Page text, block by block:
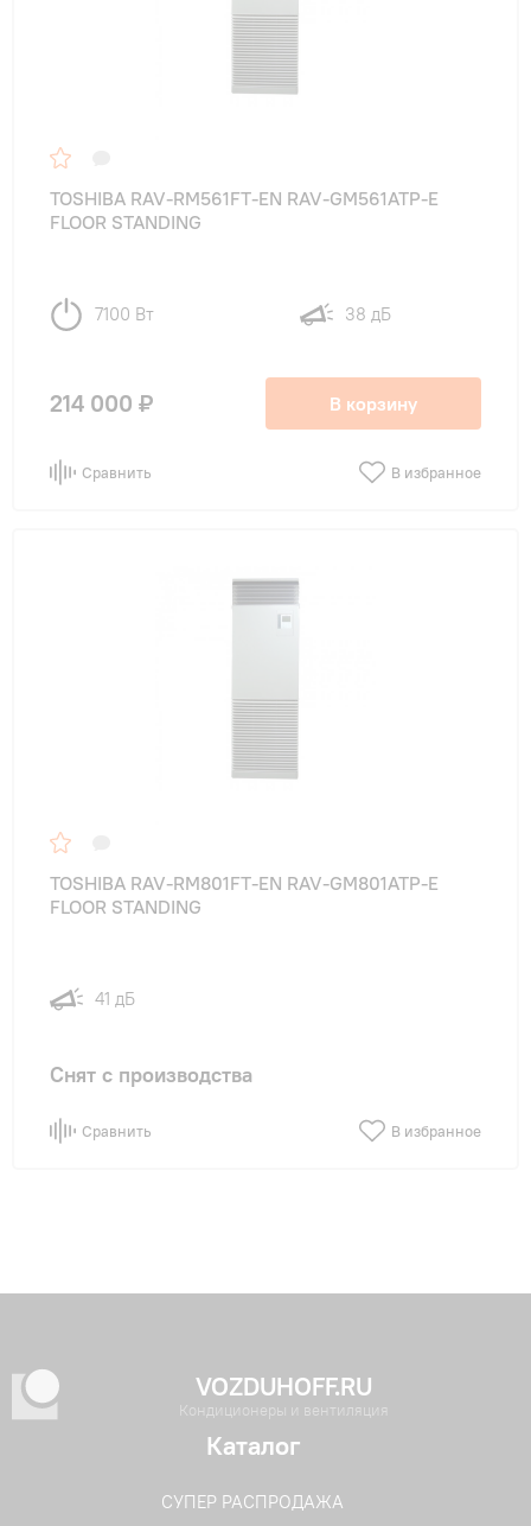
TOSHIBA RAV-RM561FT-EN RAV-GM561ATP-E
FLOOR STANDING
7100 Вт 38 дБ
214 000 ₽ В корзину
Сравнить В избранное
TOSHIBA RAV-RM801FT-EN RAV-GM801ATP-E
FLOOR STANDING
41 дБ
Снят с производства
Сравнить В избранное
VOZDUHOFF.RU
Кондиционеры и вентиляция
Каталог
СУПЕР РАСПРОДАЖА